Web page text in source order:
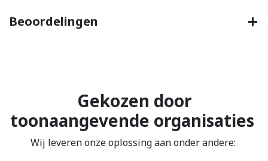
Beoordelingen
Gekozen door
toonaangevende organisaties
Wij leveren onze oplossing aan onder andere: